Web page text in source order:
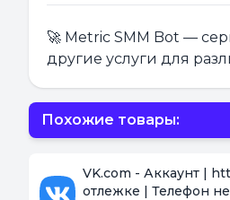
🚀 Metric SMM Bot —
другие услуги для
Похожие товары:
VK.com - Аккаунт |
отлежке | Телефон